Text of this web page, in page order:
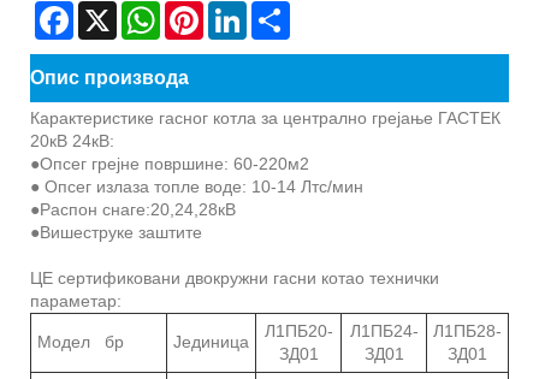
Facebook
X WhatsAppPinterestLinkedIn
Опис производа
Карактеристике гасног котла за централно грејање ГАСТЕК
20кВ 24кВ:
●Опсег грејне површине: 60-220м2
● Опсег излаза топле воде: 10-14 Лтс/мин
●Распон снаге:20,24,28кВ
●Вишеструке заштите
ЦЕ сертификовани двокружни гасни котао технички
параметар:
Модел бр Јединица
Л1ПБ20-
ЗД01
Л1ПБ24-
ЗД01
Л1ПБ28-
ЗД01